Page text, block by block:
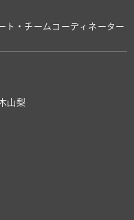
ト・チーム コーディネーター
山梨